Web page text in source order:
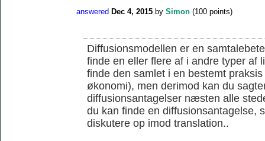
answered Dec 4, 2015 by Simon (100 points)
Diffusionsmodellen er en
finde en eller flere af i andre typer af
finde den samlet i en bestemt
økonomi), men derimod kan du
diffusionsantagelser næsten alle
du kan finde en diffusionsantagelse,
diskutere op imod translation..